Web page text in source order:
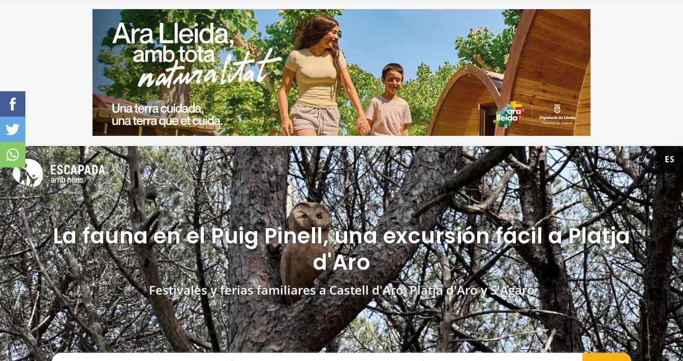
CA ES
La fauna en el Puig Pinell, una excursión fácil a Platja
d'Aro
Festivales y ferias familiares a Castell d'Aro, Platja d'Aro y S'Agaró